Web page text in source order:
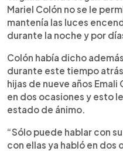
Mariel Colón no se le
mantenía las luces
durante la noche y por
Colón había dicho
durante este tiempo
hijas de nueve años Emali
en dos ocasiones y esto
estado de ánimo.
“Sólo puede hablar con
con ellas ya habló en dos